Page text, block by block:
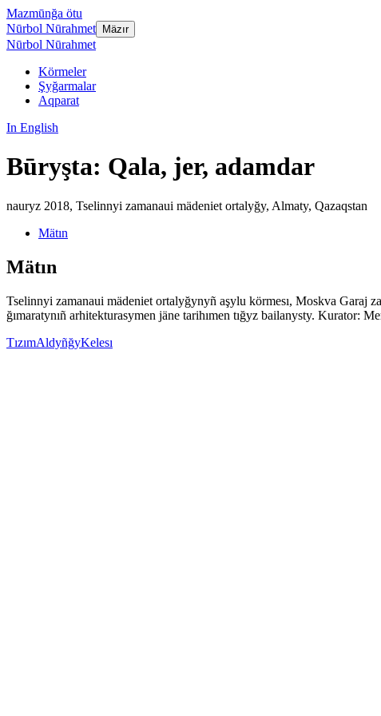
Mazmūnğa ötu
Nūrbol Nūrahmet
Mäzır
Nūrbol Nūrahmet
Körmeler
Şyğarmalar
Aqparat
In English
Būryşta: Qala, jer, adamdar
nauryz 2018, Tselinnyi zamanaui mädeniet ortalyğy, Almaty, Qazaqstan
Mätın
Mätın
Tselinnyi zamanaui mädeniet ortalyğynyñ aşylu körmesı, Moskva Garaj
ğımaratynıñ arhitekturasymen jäne tarihımen tığyz bailanysty. Kurator:
TızımAldyñğyKelesı